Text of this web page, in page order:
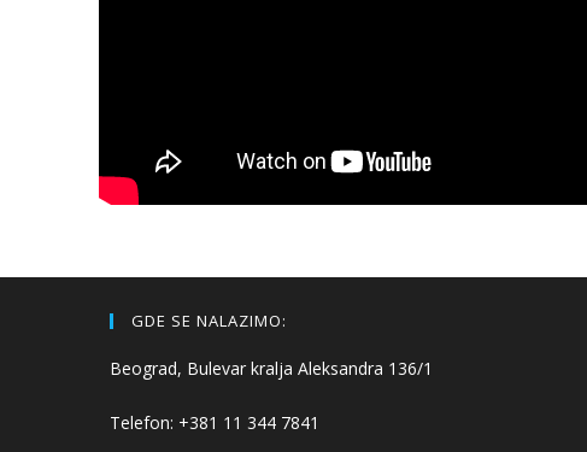
GDE SE NALAZIMO:
Beograd, Bulevar kralja Aleksandra 136/1
Telefon: +381 11 344 7841